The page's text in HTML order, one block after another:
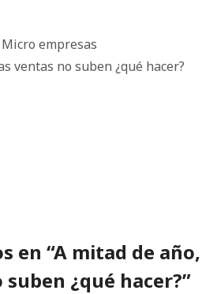
Micro empresas
ventas no suben ¿qué hacer?
en “A mitad de año,
¿qué hacer?”